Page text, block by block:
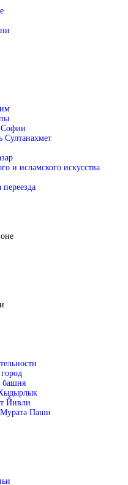
Софии
Султанахмет
и исламского искусства
башня
Йивли
Паши